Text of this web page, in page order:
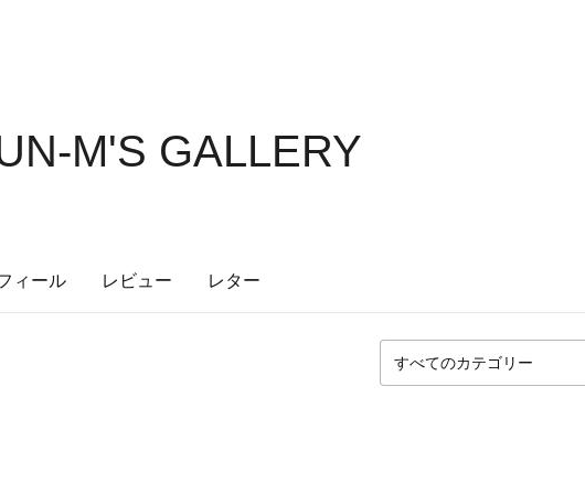
M'S GALLERY
ィール レビュー レター